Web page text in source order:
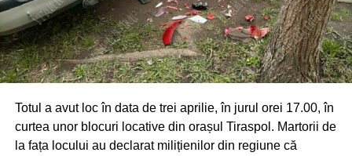
Totul a avut loc în data de trei aprilie, în jurul orei 17.00, în
curtea unor blocuri locative din orașul Tiraspol. Martorii de
la fața locului au declarat milițienilor din regiune că